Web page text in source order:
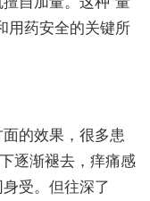
用药安全的关键所
的效果，很多患
逐渐褪去，痒痛感
受。但往深了